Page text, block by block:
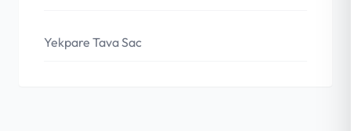
Yekpare Tava Sac